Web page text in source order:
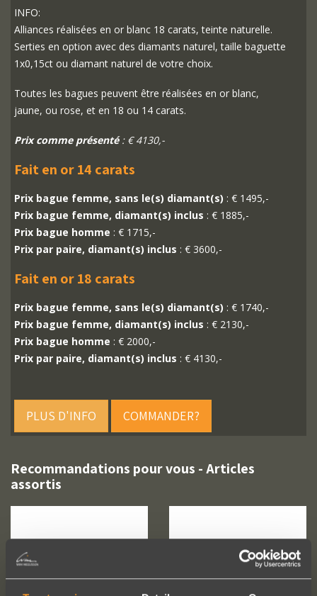
INFO:
Alliances réalisées en or blanc 18 carats, teinte naturelle.
Serties en option avec des diamants naturel, taille baguette
1x0,15ct ou diamant naturel de votre choix.
Toutes les bagues peuvent être réalisées en or blanc,
jaune, ou rose, et en 18 ou 14 carats.
Prix comme présenté: € 4130,-
Fait en or 14 carats
Prix bague femme, sans le(s) diamant(s) : € 1495,-
Prix bague femme, diamant(s) inclus : € 1885,-
Prix bague homme : € 1715,-
Prix par paire, diamant(s) inclus : € 3600,-
Fait en or 18 carats
Prix bague femme, sans le(s) diamant(s) : € 1740,-
Prix bague femme, diamant(s) inclus : € 2130,-
Prix bague homme : € 2000,-
Prix par paire, diamant(s) inclus : € 4130,-
PLUS D'INFO COMMANDER?
Recommandations pour vous - Articles
assortis